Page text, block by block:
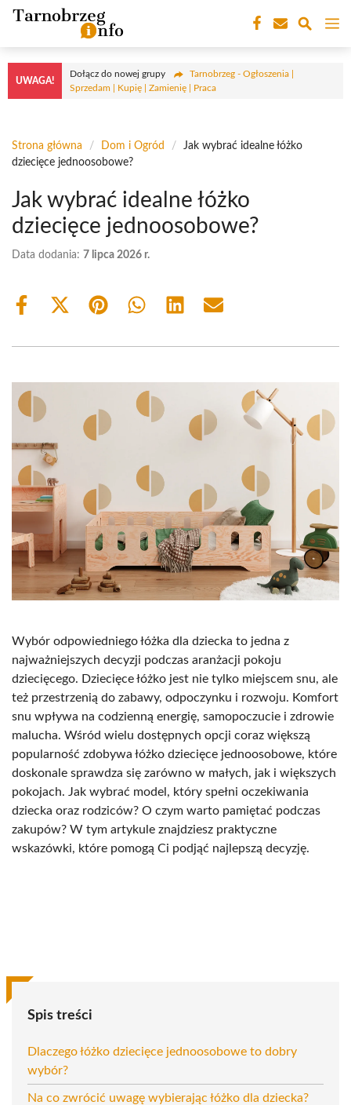
Przejdź
treści
UWAGA!
Dołącz do nowej grupy
Tarnobrzeg - Ogłoszenia |
Sprzedam | Kupię | Zamienię | Praca
Strona główna / Dom i Ogród /
Jak wybrać idealne łóżko
dziecięce jednoosobowe?
Jak wybrać idealne łóżko
dziecięce jednoosobowe?
Data dodania: 7 lipca 2026 r.
Share
Share
(Twitter)
Share Share Share Share
Wybór odpowiedniego łóżka dla dziecka to jedna z
najważniejszych decyzji podczas aranżacji pokoju
dziecięcego. Dziecięce łóżko jest nie tylko miejscem snu, ale
też przestrzenią do zabawy, odpoczynku i rozwoju. Komfort
snu wpływa na codzienną energię, samopoczucie i zdrowie
malucha. Wśród wielu dostępnych opcji coraz większą
popularność zdobywa łóżko dziecięce jednoosobowe, które
doskonale sprawdza się zarówno w małych, jak i większych
pokojach. Jak wybrać model, który spełni oczekiwania
dziecka oraz rodziców? O czym warto pamiętać podczas
zakupów? W tym artykule znajdziesz praktyczne
wskazówki, które pomogą Ci podjąć najlepszą decyzję.
Spis treści
Dlaczego łóżko dziecięce jednoosobowe to dobry
wybór?
Na co zwrócić uwagę wybierając łóżko dla dziecka?